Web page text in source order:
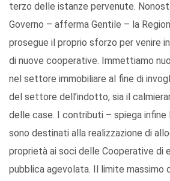
terzo delle istanze pervenute.
Governo – afferma Gentile – la
prosegue il proprio sforzo per venire
di nuove cooperative. Immettiamo
nel settore immobiliare al fine di
del settore dell’indotto, sia il
delle case. I contributi – spiega infine
sono destinati alla realizzazione di
proprietà ai soci delle Cooperative di
pubblica agevolata. Il limite massimo